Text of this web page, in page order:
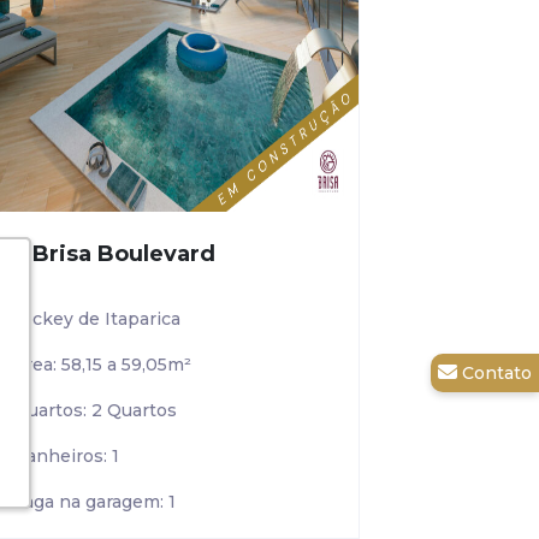
Ed. Brisa Boulevard
Jockey de Itaparica
Área: 58,15 a 59,05m²
Quartos: 2 Quartos
Banheiros: 1
Vaga na garagem: 1